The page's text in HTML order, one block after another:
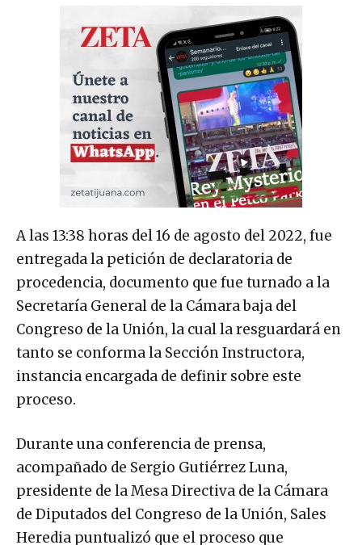
A las 13:38 horas del 16 de agosto del 2022, fue
entregada la petición de declaratoria de
procedencia, documento que fue turnado a la
Secretaría General de la Cámara baja del
Congreso de la Unión, la cual la resguardará en
tanto se conforma la Sección Instructora,
instancia encargada de definir sobre este
proceso.
Durante una conferencia de prensa,
acompañado de Sergio Gutiérrez Luna,
presidente de la Mesa Directiva de la Cámara
de Diputados del Congreso de la Unión, Sales
Heredia puntualizó que el proceso que